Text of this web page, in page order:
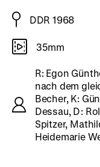
DDR 1968
35mm
R: Egon
nach dem
Becher, K:
Dessau, D:
Spitzer,
Heidemarie